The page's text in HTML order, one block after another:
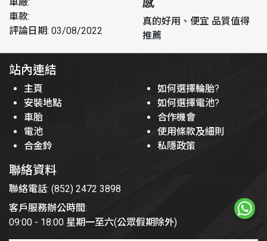
車款:
評論日期: 03/08/2022
真的好用、便宜 品質值得
推薦
站內連結
主頁
安裝地點
車胎
電池
合金鈴
如何選擇輪胎?
如何選擇電池?
合作機會
使用條款及細則
私隱政策
聯絡資料
聯絡電話: (852) 2472 3898
客戶服務辦公時間:
09:00 - 18:00 星期一至六(公眾假期除外)